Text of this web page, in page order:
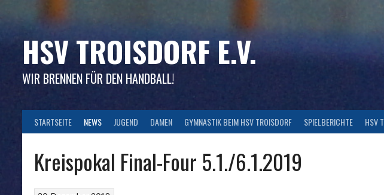
HSV TROISDORF E.V.
WIR BRENNEN FÜR DEN HANDBALL!
STARTSEITE NEWS JUGEND DAMEN GYMNASTIK BEIM HSV TROISDORF SPIELBERICHTE HSV
Kreispokal Final-Four 5.1./6.1.2019